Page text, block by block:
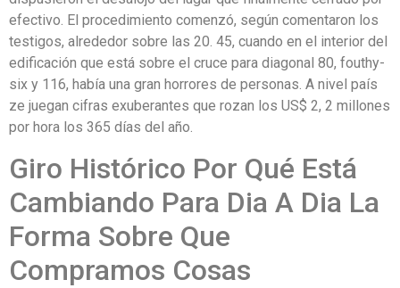
efectivo. El procedimiento comenzó, según comentaron los
testigos, alrededor sobre las 20. 45, cuando en el interior del
edificación que está sobre el cruce para diagonal 80, fouthy-
six y 116, había una gran horrores de personas. A nivel país
ze juegan cifras exuberantes que rozan los US$ 2, 2 millones
por hora los 365 días del año.
Giro Histórico Por Qué Está
Cambiando Para Dia A Dia La
Forma Sobre Que
Compramos Cosas